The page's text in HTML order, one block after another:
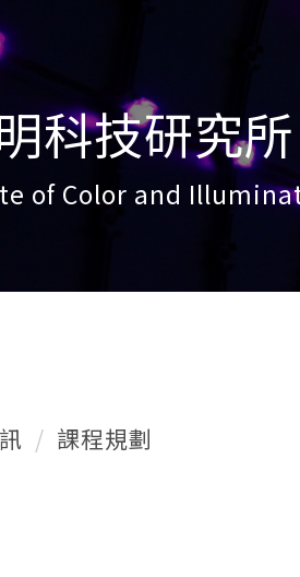
科技研究所
of Color and
課程規劃